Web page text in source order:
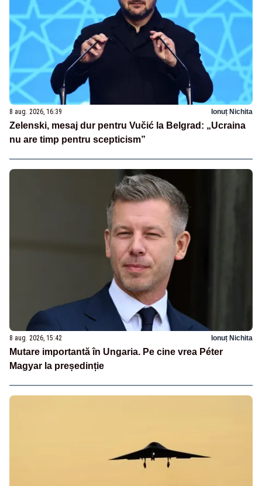
8 aug. 2026, 16:39 Ionuț Nichita
Zelenski, mesaj dur pentru Vučić la Belgrad: „Ucraina
nu are timp pentru scepticism”
8 aug. 2026, 15:42 Ionuț Nichita
Mutare importantă în Ungaria. Pe cine vrea Péter
Magyar la președinție